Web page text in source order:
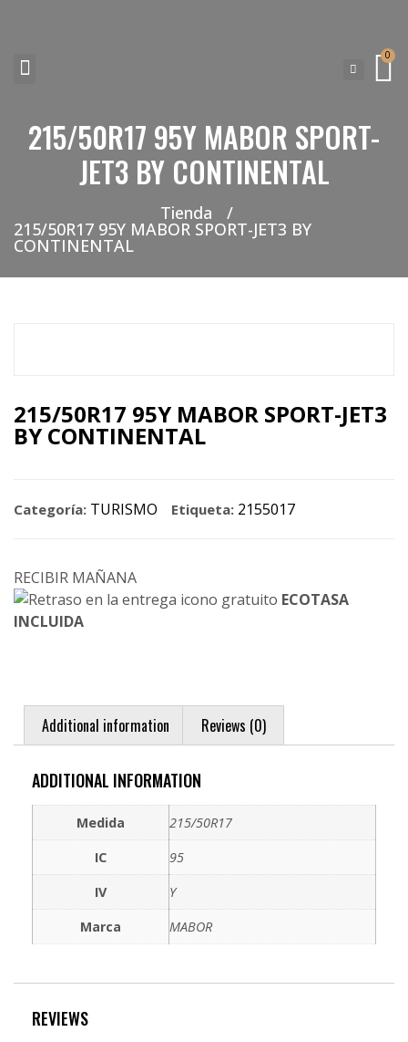
0
215/50R17 95Y MABOR SPORT-
JET3 BY CONTINENTAL
Tienda /
215/50R17 95Y MABOR SPORT-JET3 BY
CONTINENTAL
215/50R17 95Y MABOR SPORT-JET3
BY CONTINENTAL
Categoría: TURISMO Etiqueta: 2155017
RECIBIR MAÑANA
ECOTASA
INCLUIDA
Additional information Reviews (0)
ADDITIONAL INFORMATION
Medida
215/50R17
IC
95
IV
Y
Marca
MABOR
REVIEWS